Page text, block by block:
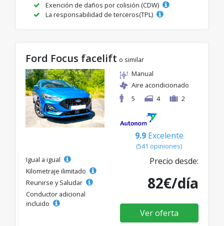
Exención de daños por colisión (CDW)
La responsabilidad de terceros(TPL)
Ford Focus facelift o similar
Manual
Aire acondicionado
5
4 2
9.9 Excelente
(541 opiniones)
Igual a igual
Kilometraje ilimitado
Reunirse y Saludar
Conductor adicional
incluido
Precio desde:
82€/día
Ver oferta